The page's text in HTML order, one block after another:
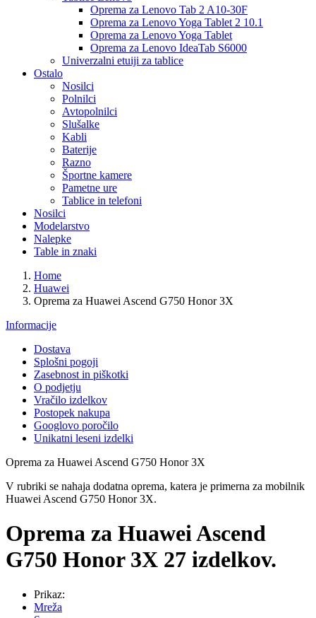
Oprema za Lenovo Tab 2 A10-30F
Oprema za Lenovo Yoga Tablet 2 10.1
Oprema za Lenovo Yoga Tablet
Oprema za Lenovo IdeaTab S6000
Univerzalni etuiji za tablice
Ostalo
Nosilci
Polnilci
Avtopolnilci
Slušalke
Kabli
Baterije
Razno
Športne kamere
Pametne ure
Tablice in telefoni
Nosilci
Modelarstvo
Nalepke
Table in znaki
Home
Huawei
Oprema za Huawei Ascend G750 Honor 3X
Informacije
Dostava
Splošni pogoji
Zasebnost in piškotki
O podjetju
Vračilo izdelkov
Postopek nakupa
Googlovo poročilo
Unikatni leseni izdelki
Oprema za Huawei Ascend G750 Honor 3X
V rubriki se nahaja dodatna oprema, katera je primerna za mobilnik
Huawei Ascend G750 Honor 3X.
Oprema za Huawei Ascend
G750 Honor 3X 27 izdelkov.
Prikaz:
Mreža